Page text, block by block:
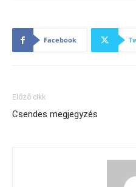
Facebook
Előző cikk
Csendes megjegyzés